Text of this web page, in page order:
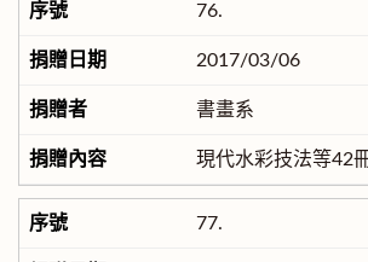
76.
2017/03/06
書畫系
現代水彩技法等42
77.